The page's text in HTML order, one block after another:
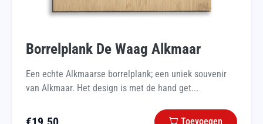
Borrelplank De Waag Alkmaar
Een echte Alkmaarse borrelplank; een uniek souvenir
van Alkmaar. Het design is met de hand get...
Toevoegen